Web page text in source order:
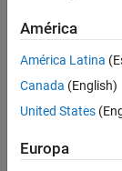
América
América Latina
Canada (English)
United States
Europa